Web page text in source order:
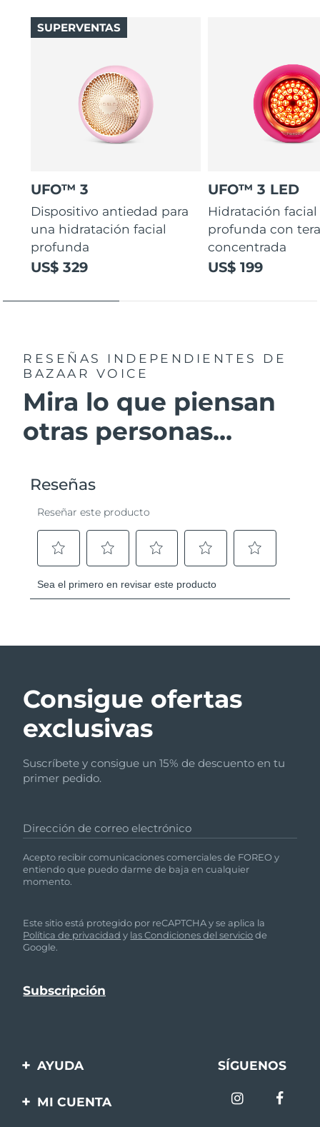
UFO™ 3
Dispositivo antiedad para
una hidratación facial
profunda
US$ 329
SUPERVENTAS
UFO™ 3 LED
Hidratación facial
profunda con
concentrada
US$ 199
RESEÑAS INDEPENDIENTES
DE
BAZAAR VOICE
Mira lo que piensan
otras personas...
Consigue ofertas
exclusivas
Suscríbete y consigue un 15% de descuento en tu
primer pedido.
Dirección de correo electrónico
Acepto recibir comunicaciones comerciales de FOREO y
entiendo que puedo darme de baja en cualquier
momento.
Este sitio está protegido por reCAPTCHA y se aplica la
Política de privacidad y las Condiciones del serviciode
Google.
AYUDA
Contáctanos
SÍGUENOS
MI CUENTA